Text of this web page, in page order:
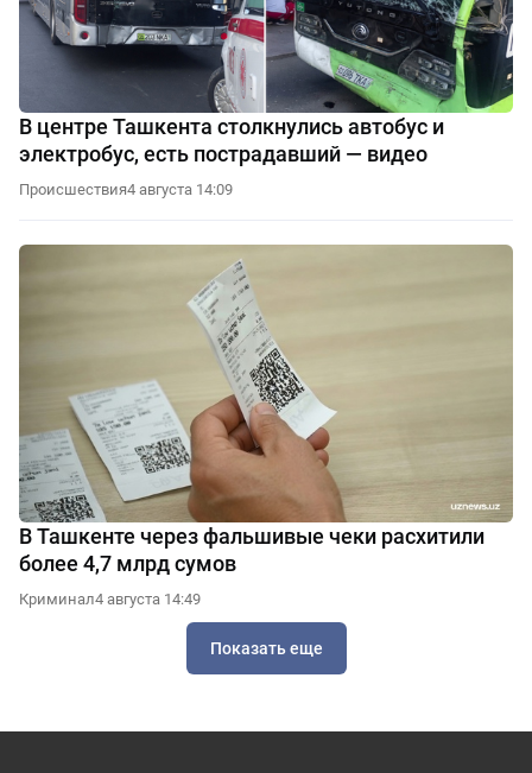
В центре Ташкента столкнулись автобус и
электробус, есть пострадавший — видео
Происшествия4 августа 14:09
В Ташкенте через фальшивые чеки расхитили
более 4,7 млрд сумов
Криминал4 августа 14:49
Показать еще